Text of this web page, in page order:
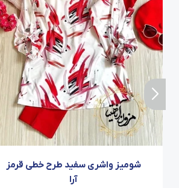
شومیز واشری سفید طرح خطی قرمز
آرا